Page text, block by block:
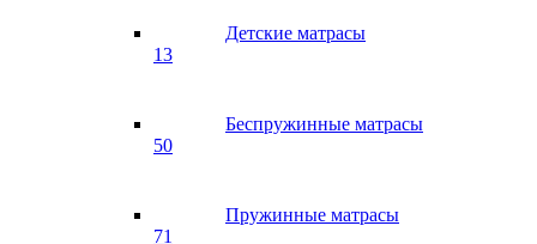
Детские матрасы
13
Беспружинные матрасы
50
Пружинные матрасы
71